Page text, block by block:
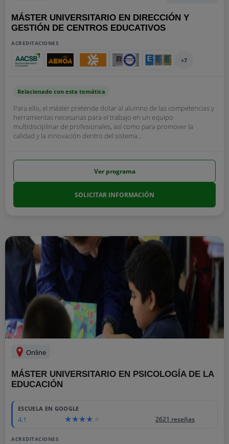
MÁSTER UNIVERSITARIO EN DIRECCIÓN Y
GESTIÓN DE CENTROS EDUCATIVOS
ACREDITACIONES
+7
Relacionado con esta temática
Para ello, el máster pretende dotar al alumno de las competencias y
herramientas necesarias para el trabajo en un equipo
multidisciplinar de profesionales, así como para promover la
calidad y la innovación dentro del sistema...
Ver programa
SOLICITAR INFORMACIÓN
Online
MÁSTER UNIVERSITARIO EN PSICOLOGÍA DE LA
EDUCACIÓN
ESCUELA EN GOOGLE
4.1 2621 reseñas
ACREDITACIONES